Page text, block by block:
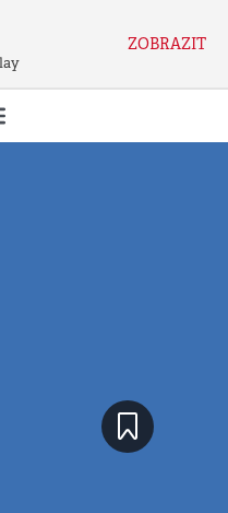
ZOBRAZIT